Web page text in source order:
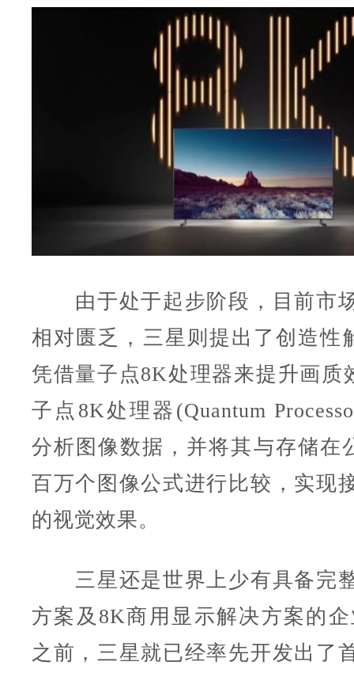
由于处于起步阶段，目前市
相对匮乏，三星则提出了创造
凭借量子点8K处理器来提升画质
子点8K处理器(Quantum
分析图像数据，并将其与存储在
百万个图像公式进行比较，实现
的视觉效果。
三星还是世界上少有具备完
方案及8K商用显示解决方案的
之前，三星就已经率先开发出了